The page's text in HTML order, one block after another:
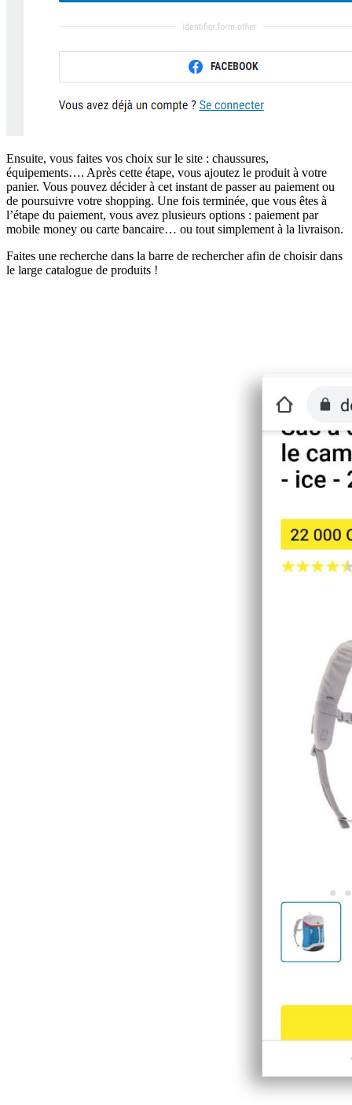
Ensuite, vous faites vos choix sur le site : chaussures,
équipements…. Après cette étape, vous ajoutez le produit à votre
panier. Vous pouvez décider à cet instant de passer au paiement ou
de poursuivre votre shopping. Une fois terminée, que vous êtes à
l’étape du paiement, vous avez plusieurs options : paiement par
mobile money ou carte bancaire… ou tout simplement à la livraison.
Faites une recherche dans la barre de rechercher afin de choisir dans
le large catalogue de produits !